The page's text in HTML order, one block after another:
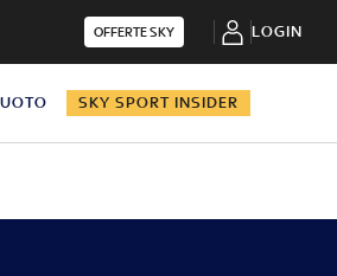
OFFERTE SKY LOGIN
SKY SPORT INSIDER